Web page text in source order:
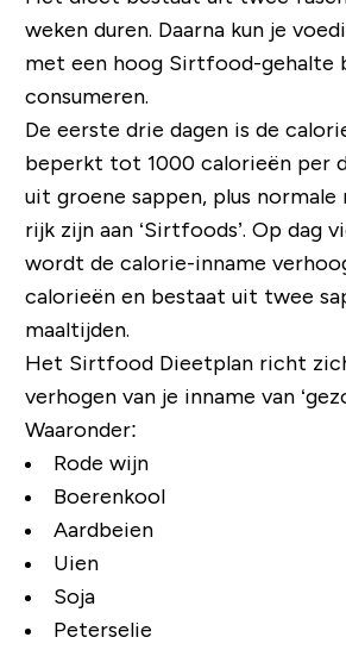
weken duren. Daarna kun je
met een hoog Sirtfood-gehalte
consumeren.
De eerste drie dagen is de
beperkt tot 1000 calorieën per
uit groene sappen, plus normale
rijk zijn aan ‘Sirtfoods’. Op dag
wordt de calorie-inname
calorieën en bestaat uit twee
maaltijden.
Het Sirtfood Dieetplan richt
verhogen van je inname van
Waaronder:
Rode wijn
Boerenkool
Aardbeien
Uien
Soja
Peterselie